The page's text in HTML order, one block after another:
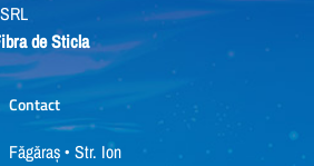
de Sticla
Contact
Făgăraș • Str. Ion